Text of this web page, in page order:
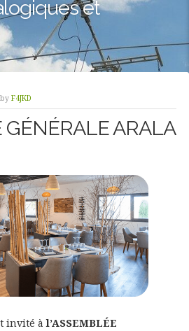
et
by F4JKD
ARALA
invité àl’ASSEMBLÉE